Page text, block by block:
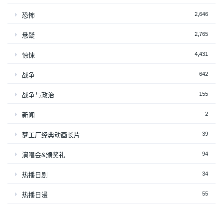
恐怖 2,646
悬疑 2,765
惊悚 4,431
战争 642
战争与政治 155
新闻 2
梦工厂经典动画长片 39
演唱会&颁奖礼 94
热播日剧 34
热播日漫 55